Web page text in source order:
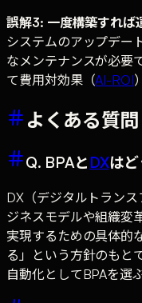
誤解3: 一度構築すれば
システムのアップデー
なメンテナンスが必要
て費用対効果（AI-ROI
よくある質問
Q. BPAと DXはど
DX（デジタルトラン
ジネスモデルや組織変
実現するための具体的
る」という方針のもと
自動化としてBPAを選